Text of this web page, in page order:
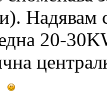
Надявам
20-